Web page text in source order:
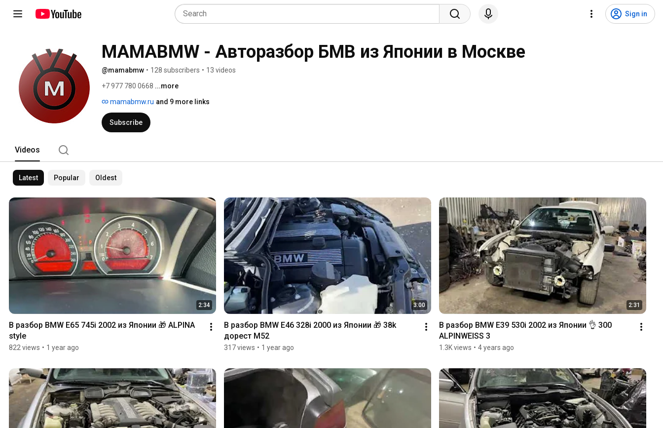
Sign in
MAMABMW - Авторазбор БМВ из Японии в Москве
@mamabmw • 128 subscribers • 13 videos
+7 977 780 0668 ...more
mamabmw.ru and 9 more links
Subscribe
Videos
Latest Popular Oldest
2:34
В разбор BMW E65 745i 2002 из Японии 🎁 ALPINA
style
822 views • 1 year ago
3:00
В разбор BMW E46 328i 2000 из Японии 🎁 38k
дорест M52
317 views • 1 year ago
2:31
В разбор BMW E39 530i 2002 из Японии 👌 300
ALPINWEISS 3
1.3K views • 4 years ago